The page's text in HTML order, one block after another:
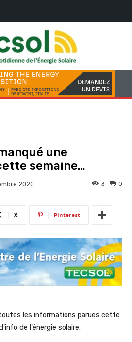
une
semaine…
2020 0
3
X Pinterest
les informations parues cette
de l'énergie solaire.